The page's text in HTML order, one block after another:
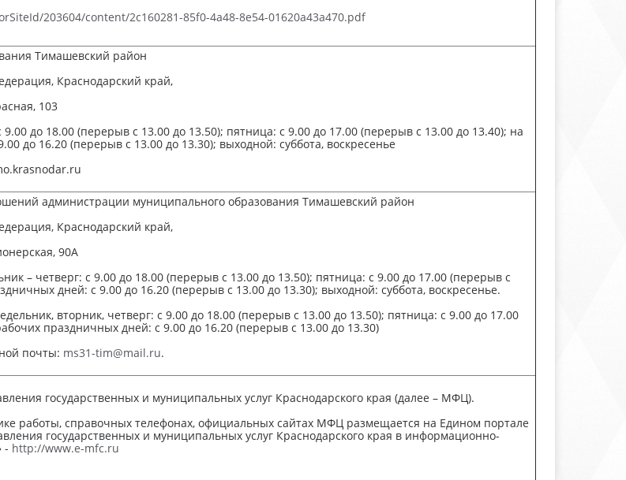
203604/content/2c160281-85f0-4a48-8e54-01620a43a470.pdf
Тимашевский район
Краснодарский край,
103
до 18.00 (перерыв с 13.00 до 13.50); пятница: с 9.00 до 17.00 (перерыв с 13.00 до 13.40); на
до 16.20 (перерыв с 13.00 до 13.30); выходной: суббота, воскресенье
администрации муниципального образования Тимашевский район
Краснодарский край,
90А
– четверг: с 9.00 до 18.00 (перерыв с 13.00 до 13.50); пятница: с 9.00 до 17.00 (перерыв с
дней: с 9.00 до 16.20 (перерыв с 13.00 до 13.30); выходной: суббота, воскресенье.
вторник, четверг: с 9.00 до 18.00 (перерыв с 13.00 до 13.50); пятница: с 9.00 до 17.00
праздничных дней: с 9.00 до 16.20 (перерыв с 13.00 до 13.30)
почты: ms31-tim@mail.ru.
государственных и муниципальных услуг Краснодарского края (далее – МФЦ).
работы, справочных телефонах, официальных сайтах МФЦ размещается на Едином портале
государственных и муниципальных услуг Краснодарского края в информационно-
- http://www.e-mfc.ru